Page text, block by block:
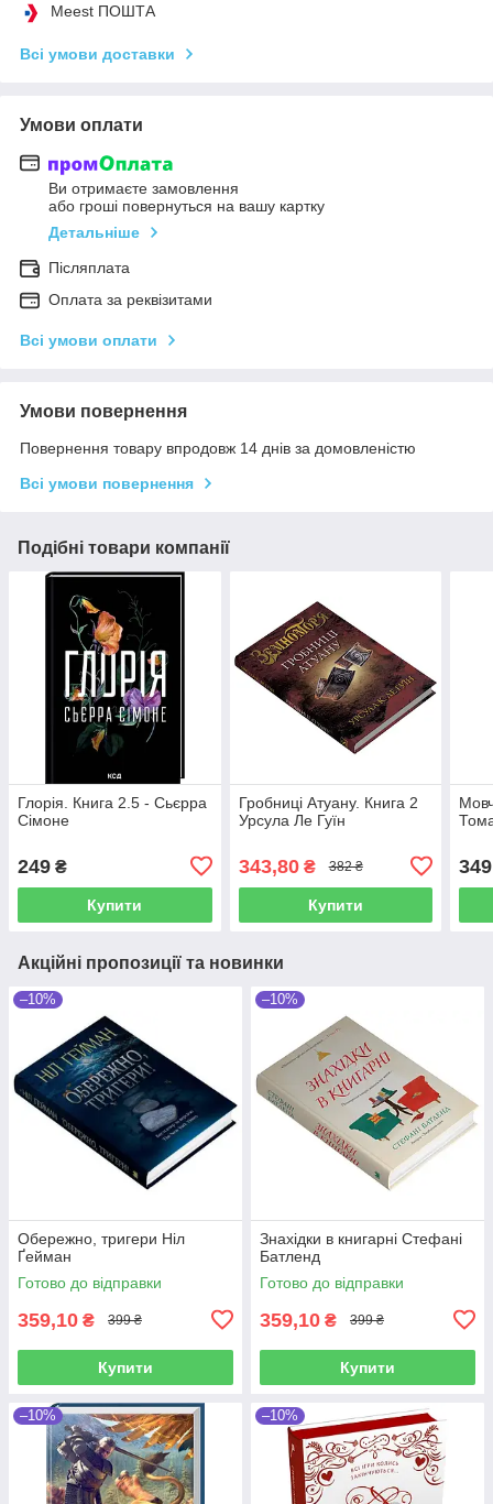
Meest ПОШТА
Всі умови доставки
Умови оплати
Ви отримаєте замовлення
або гроші повернуться на вашу картку
Детальніше
Післяплата
Оплата за реквізитами
Всі умови оплати
Умови повернення
Повернення товару впродовж 14 днів за домовленістю
Всі умови повернення
Подібні товари компанії
Глорія. Книга 2.5 - Сьєрра
Сімоне
249 ₴
Купити
Гробниці Атуану. Книга 2
Урсула Ле Гуїн
343,80₴ 382 ₴
Купити
349
Акційні пропозиції та новинки
–10%
Обережно, тригери Ніл
Ґейман
Готово до відправки
359,10 ₴ 399 ₴
Купити
–10%
Знахідки в книгарні Стефані
Батленд
Готово до відправки
359,10 ₴ 399 ₴
Купити
–10% –10%